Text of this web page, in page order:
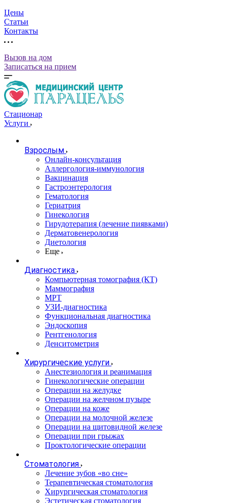
Цены
Статьи
Контакты
Вызов на дом
Записаться на прием
Стационар
Услуги
Взрослым
Онлайн-консультация
Аллергология-иммунология
Вакцинация
Гастроэнтерология
Гематология
Гериатрия
Гинекология
Гирудотерапия (лечение пиявками)
Дерматовенерология
Диетология
Еще
Диагностика
Компьютерная томография (КТ)
Маммография
МРТ
УЗИ-диагностика
Функциональная диагностика
Эндоскопия
Рентгенология
Денситометрия
Хирургические услуги
Анестезиология и реанимация
Гинекологические операции
Операции на желудке
Операции на желчном пузыре
Операции на коже
Операции на молочной железе
Операции на щитовидной железе
Операции при грыжах
Проктологические операции
Стоматология
Лечение зубов «во сне»
Терапевтическая стоматология
Хирургическая стоматология
Эстетическая стоматология